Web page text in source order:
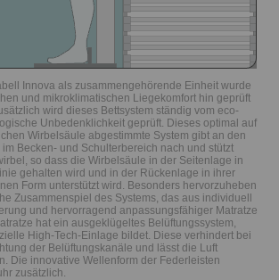
Innova als zusammengehörende Einheit wurde
und mikroklimatischen Liegekomfort hin geprüft
wird dieses Bettsystem ständig vom eco-
Unbedenklichkeit geprüft. Dieses optimal auf
Wirbelsäule abgestimmte System gibt an den
Becken- und Schulterbereich nach und stützt
so dass die Wirbelsäule in der Seitenlage in
gehalten wird und in der Rückenlage in ihrer
Form unterstützt wird. Besonders hervorzuheben
Zusammenspiel des Systems, das aus individuell
und hervorragend anpassungsfähiger Matratze
hat ein ausgeklügeltes Belüftungssystem,
High-Tech-Einlage bildet. Diese verhindert bei
der Belüftungskanäle und lässt die Luft
Die innovative Wellenform der Federleisten
zusätzlich.